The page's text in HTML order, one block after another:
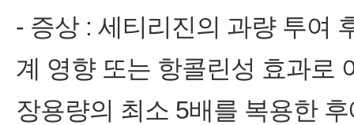
- 증상 : 세티리진의 과량 투여
계 영향 또는 항콜린성 효과로
장용량의 최소 5배를 복용한